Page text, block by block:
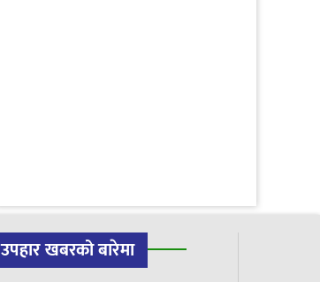
उपहार खबरको बारेमा